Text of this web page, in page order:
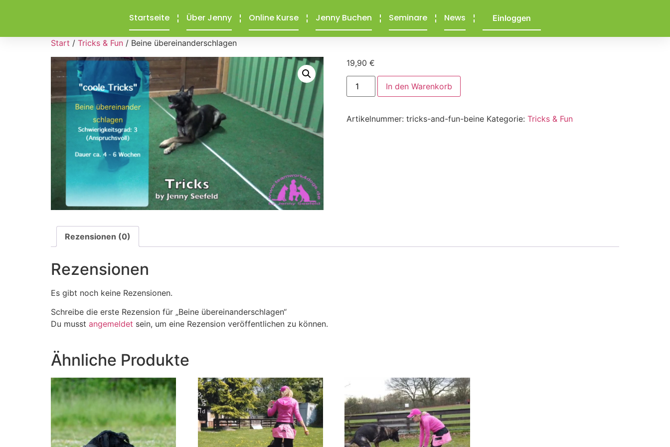
Startseite Über Jenny Online Kurse Jenny Buchen Seminare News Einloggen
Start / Tricks & Fun / Beine übereinanderschlagen
19,90 €
In den Warenkorb
Artikelnummer: tricks-and-fun-beine Kategorie: Tricks & Fun
Rezensionen (0)
Rezensionen
Es gibt noch keine Rezensionen.
Schreibe die erste Rezension für „Beine übereinanderschlagen“
Du musst angemeldet sein, um eine Rezension veröffentlichen zu können.
Ähnliche Produkte